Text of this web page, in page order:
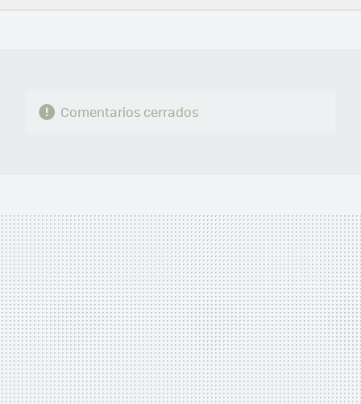
FACEBOOK
TWITTERFLIPBOARD
E-
WHATSAPP
Comentarios cerrados